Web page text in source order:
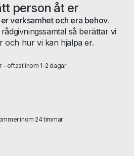
person åt er
verksamhet och era behov.
så berättar vi
och hur vi kan hjälpa er.
– oftast inom 1-2 dagar
inom 24 timmar